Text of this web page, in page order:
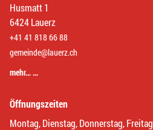
Husmatt 1
6424 Lauerz
+41 41 818 66 88
gemeinde@lauerz.ch
mehr… …
Öffnungszeiten
Montag, Dienstag, Donnerstag, Freitag